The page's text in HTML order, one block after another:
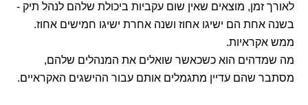
לאורך זמן, מוצאים שאין שום עקביות ביכולת שלהם לנהל תיק -
בשנה אחת הם ישיגו אחוז ושנה אחרת ישיגו חמישים אחוז.
ממש אקראיות.
מה שמדהים הוא כשכאשר שואלים את המנהלים שלהם,
מסתבר שהם עדיין מתגמלים אותם עבור ההישגים האקראיים.